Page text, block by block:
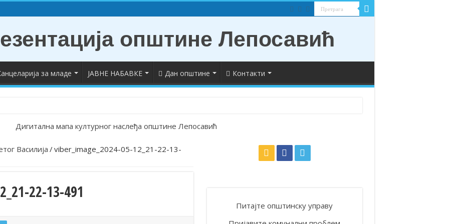
за младе ЈАВНЕ НАБАВКЕ Дан општине Контакти
Лепосавићу
и предузетништва на територији АП Косово и Метохија
Василија/viber_image_2024-05-12_21-22-13-
22-13-491
Питајте општинску управу